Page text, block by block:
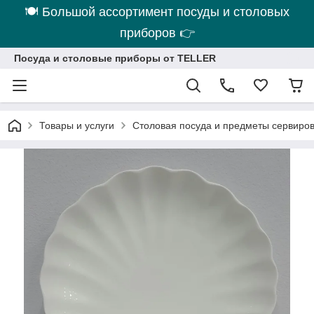
🍽 Большой ассортимент посуды и столовых
приборов 👉
Посуда и столовые приборы от TELLER
Товары и услуги Столовая посуда и предметы